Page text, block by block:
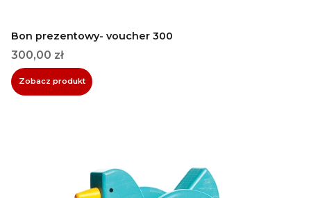
Bon prezentowy- voucher 300
Cena
300,00 zł
Zobacz produkt